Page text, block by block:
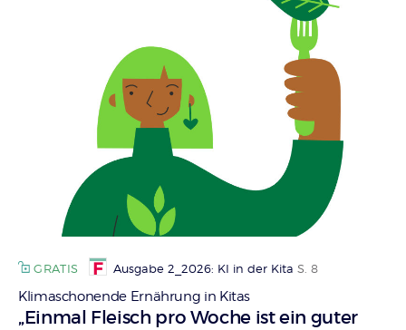
GRATIS Ausgabe 2_2026: KI in der Kita S. 8
Klimaschonende Ernährung in Kitas
:
„Einmal Fleisch pro Woche ist ein guter